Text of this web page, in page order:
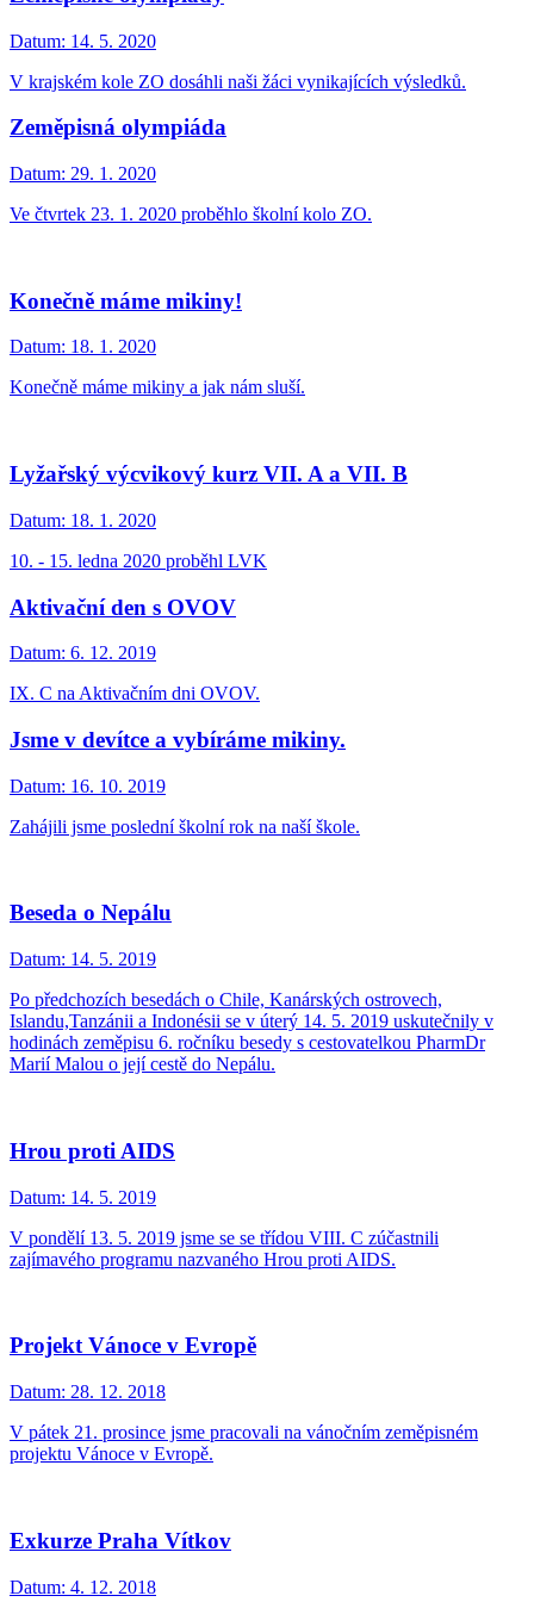
Datum: 14. 5. 2020
V krajském kole ZO dosáhli naši žáci vynikajících výsledků.
Zeměpisná olympiáda
Datum: 29. 1. 2020
Ve čtvrtek 23. 1. 2020 proběhlo školní kolo ZO.
Konečně máme mikiny!
Datum: 18. 1. 2020
Konečně máme mikiny a jak nám sluší.
Lyžařský výcvikový kurz VII. A a VII. B
Datum: 18. 1. 2020
10. - 15. ledna 2020 proběhl LVK
Aktivační den s OVOV
Datum: 6. 12. 2019
IX. C na Aktivačním dni OVOV.
Jsme v devítce a vybíráme mikiny.
Datum: 16. 10. 2019
Zahájili jsme poslední školní rok na naší škole.
Beseda o Nepálu
Datum: 14. 5. 2019
Po předchozích besedách o Chile, Kanárských ostrovech,
Islandu,Tanzánii a Indonésii se v úterý 14. 5. 2019 uskutečnily v
hodinách zeměpisu 6. ročníku besedy s cestovatelkou PharmDr
Marií Malou o její cestě do Nepálu.
Hrou proti AIDS
Datum: 14. 5. 2019
V pondělí 13. 5. 2019 jsme se se třídou VIII. C zúčastnili
zajímavého programu nazvaného Hrou proti AIDS.
Projekt Vánoce v Evropě
Datum: 28. 12. 2018
V pátek 21. prosince jsme pracovali na vánočním zeměpisném
projektu Vánoce v Evropě.
Exkurze Praha Vítkov
Datum: 4. 12. 2018